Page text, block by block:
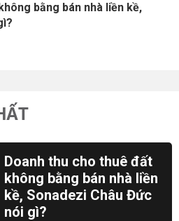
bằng bán nhà liền kề,
Doanh thu cho thuê đất
không bằng bán nhà liền
kề, Sonadezi Châu Đức
nói gì?